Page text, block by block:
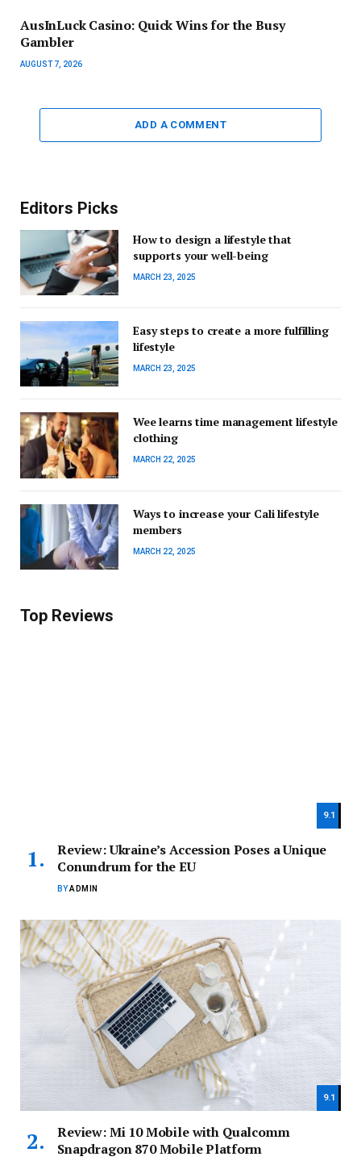
AusInLuck Casino: Quick Wins for the Busy
Gambler
AUGUST 7, 2026
ADD A COMMENT
Editors Picks
How to design a lifestyle that
supports your well-being
MARCH 23, 2025
Easy steps to create a more fulfilling
lifestyle
MARCH 23, 2025
Wee learns time management lifestyle
clothing
MARCH 22, 2025
Ways to increase your Cali lifestyle
members
MARCH 22, 2025
Top Reviews
9.1
Review: Ukraine’s Accession Poses a Unique
Conundrum for the EU
BYADMIN
9.1
Review: Mi 10 Mobile with Qualcomm
Snapdragon 870 Mobile Platform